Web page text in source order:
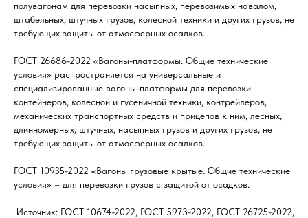
полувагонам для перевозки насыпных, перевозимых навалом,
штабельных, штучных грузов, колесной техники и других грузов, не
требующих защиты от атмосферных осадков.
ГОСТ 26686-2022 «Вагоны-платформы. Общие технические
условия» распространяется на универсальные и
специализированные вагоны-платформы для перевозки
контейнеров, колесной и гусеничной техники, контрейлеров,
механических транспортных средств и прицепов к ним, лесных,
длинномерных, штучных, насыпных грузов и других грузов, не
требующих защиты от атмосферных осадков.
ГОСТ 10935-2022 «Вагоны грузовые крытые. Общие технические
условия» – для перевозки грузов с защитой от осадков.
Источник: ГОСТ 10674-2022, ГОСТ 5973-2022, ГОСТ 26725-2022,